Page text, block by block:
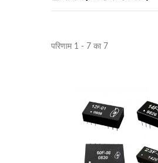
परिणाम 1 - 7 का 7